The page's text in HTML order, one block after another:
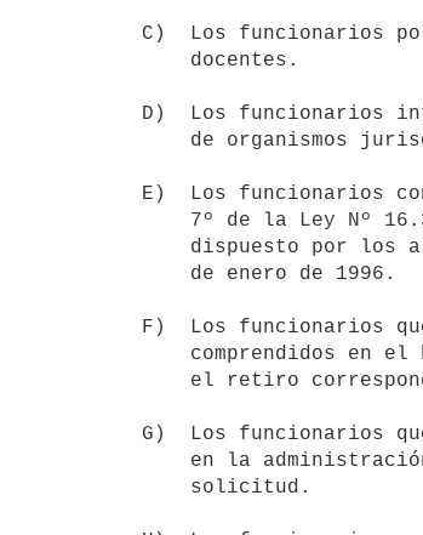
C)  Los funcionarios
D)  Los funcionarios
E)  Los funcionarios
F)  Los funcionarios
G)  Los funcionarios